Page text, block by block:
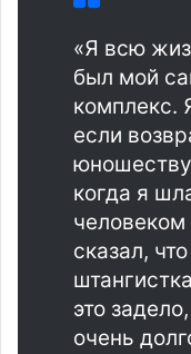
«Я всю
был мой
комплекс.
если
когда я
человеком
сказал,
это
очень